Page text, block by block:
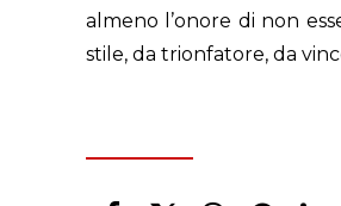
almeno l’onore di non
stile, da trionfatore, da